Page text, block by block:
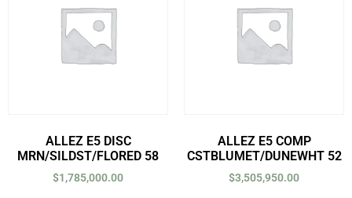
ALLEZ E5 DISC
MRN/SILDST/FLORED 58
$1,785,000.00
ALLEZ E5 COMP
CSTBLUMET/DUNEWHT 52
$3,505,950.00